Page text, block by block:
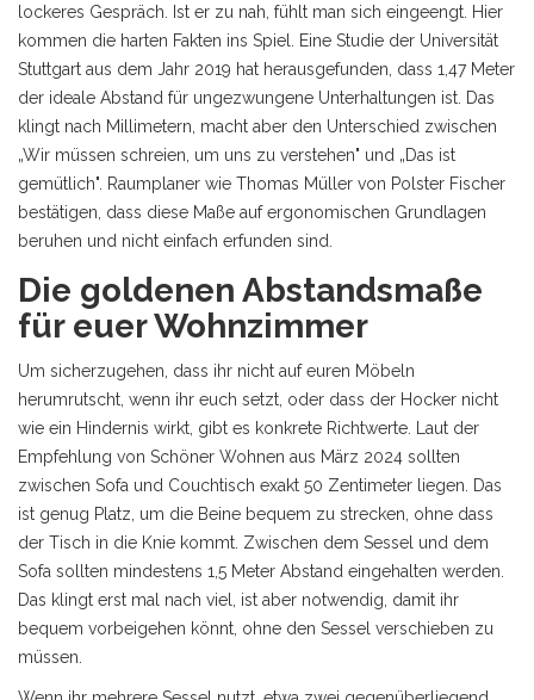
lockeres Gespräch. Ist er zu nah, fühlt man sich eingeengt. Hier
kommen die harten Fakten ins Spiel. Eine Studie der Universität
Stuttgart aus dem Jahr 2019 hat herausgefunden, dass 1,47 Meter
der ideale Abstand für ungezwungene Unterhaltungen ist. Das
klingt nach Millimetern, macht aber den Unterschied zwischen
„Wir müssen schreien, um uns zu verstehen" und „Das ist
gemütlich". Raumplaner wie Thomas Müller von Polster Fischer
bestätigen, dass diese Maße auf ergonomischen Grundlagen
beruhen und nicht einfach erfunden sind.
Die goldenen Abstandsmaße
für euer Wohnzimmer
Um sicherzugehen, dass ihr nicht auf euren Möbeln
herumrutscht, wenn ihr euch setzt, oder dass der Hocker nicht
wie ein Hindernis wirkt, gibt es konkrete Richtwerte. Laut der
Empfehlung von Schöner Wohnen aus März 2024 sollten
zwischen Sofa und Couchtisch exakt 50 Zentimeter liegen. Das
ist genug Platz, um die Beine bequem zu strecken, ohne dass
der Tisch in die Knie kommt. Zwischen dem Sessel und dem
Sofa sollten mindestens 1,5 Meter Abstand eingehalten werden.
Das klingt erst mal nach viel, ist aber notwendig, damit ihr
bequem vorbeigehen könnt, ohne den Sessel verschieben zu
müssen.